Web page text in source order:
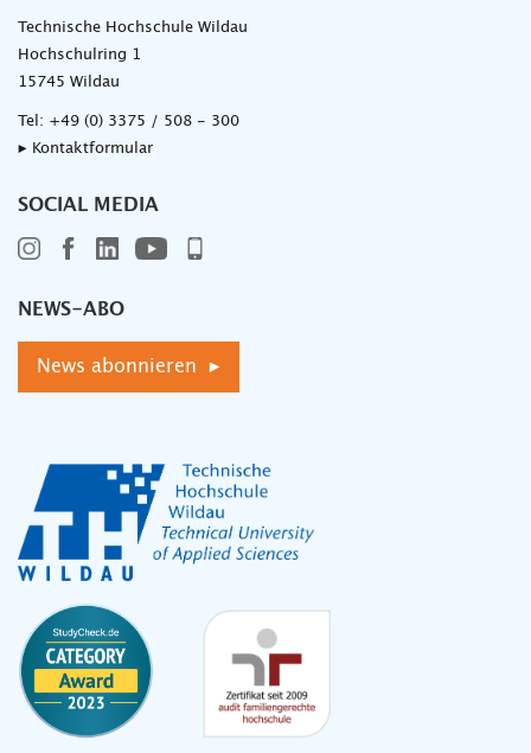
Technische Hochschule Wildau
Hochschulring 1
15745 Wildau
Tel: +49 (0) 3375 / 508 - 300
▸ Kontaktformular
SOCIAL MEDIA
NEWS-ABO
News abonnieren ▸